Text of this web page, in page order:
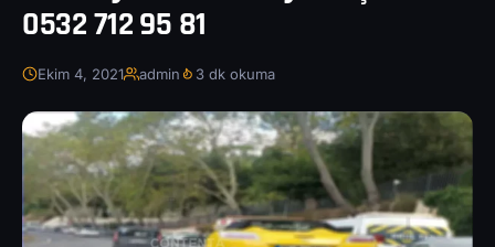
0532 712 95 81
Ekim 4, 2021 admin 3 dk okuma